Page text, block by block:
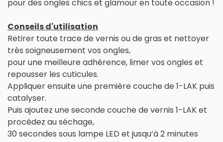
pour des ongles chics et glamour en toute occasion !
Conseils d'utilisation
Retirer toute trace de vernis ou de gras et nettoyer
très soigneusement vos ongles,
pour une meilleure adhérence, limer vos ongles et
repousser les cuticules.
Appliquer ensuite une première couche de 1-LAK puis
catalyser.
Puis ajoutez une seconde couche de vernis 1-LAK et
procédez au séchage,
30 secondes sous lampe LED et jusqu’à 2 minutes